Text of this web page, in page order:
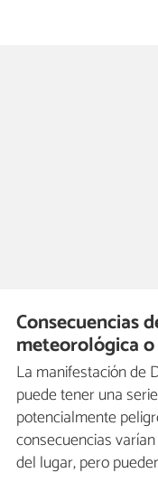
Consecuencias
meteorológica
La manifestación de
puede tener una
potencialmente
consecuencias
del lugar, pero